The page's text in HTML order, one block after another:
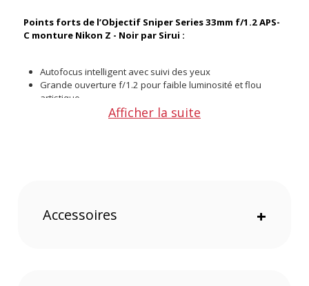
Points forts de l’Objectif Sniper Series 33mm f/1.2 APS-
C monture Nikon Z - Noir par Sirui :
Autofocus intelligent avec suivi des yeux
Grande ouverture f/1.2 pour faible luminosité et flou
artistique
Équivalent plein format 112,5 mm pour portraits serrés
Afficher la suite
Accessoires +